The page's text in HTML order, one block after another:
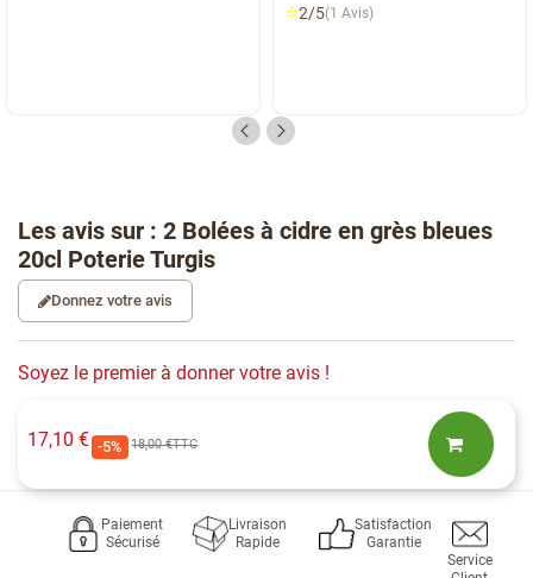
⭐2/5(1 Avis)
Les avis sur : 2 Bolées à cidre en grès bleues
20cl Poterie Turgis
Donnez votre avis
Soyez le premier à donner votre avis !
17,10 € -5% 18,00 €TTC
Paiement
Sécurisé
Livraison
Rapide
Satisfaction
Garantie
Service